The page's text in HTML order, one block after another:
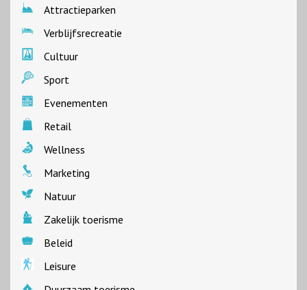
Attractieparken
Verblijfsrecreatie
Cultuur
Sport
Evenementen
Retail
Wellness
Marketing
Natuur
Zakelijk toerisme
Beleid
Leisure